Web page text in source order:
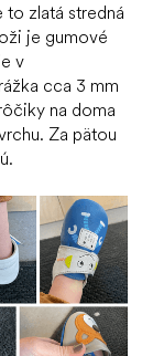
to zlatá stredná
je gumové
v
cca 3 mm
na doma
Za pätou